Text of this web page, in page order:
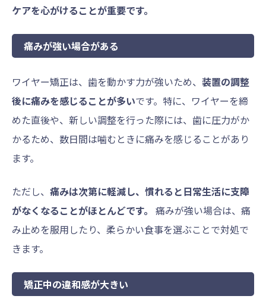
ケアを心がけることが重要です。
痛みが強い場合がある
ワイヤー矯正は、歯を動かす力が強いため、 装置の調整
後に痛みを感じることが多いです。特に、ワイヤーを締
めた直後や、新しい調整を行った際には、歯に圧力がか
かるため、数日間は噛むときに痛みを感じることがあり
ます。
ただし、 痛みは次第に軽減し、慣れると日常生活に支障
がなくなることがほとんどです。 痛みが強い場合は、痛
み止めを服用したり、柔らかい食事を選ぶことで対処で
きます。
矯正中の違和感が大きい